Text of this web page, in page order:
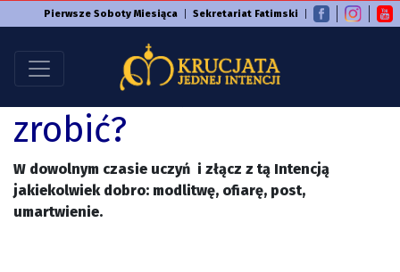
Pierwsze Soboty Miesiąca Sekretariat Fatimski
Co ja mogę w tym celu
zrobić?
W dowolnym czasie uczyń i złącz z tą Intencją
jakiekolwiek dobro: modlitwę, ofiarę, post,
umartwienie.